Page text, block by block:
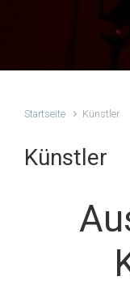
Startseite Künstler
Künstler